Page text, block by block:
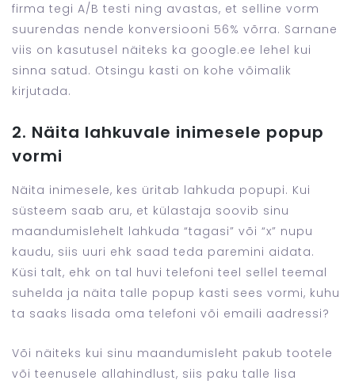
firma tegi A/B testi ning avastas, et selline vorm
suurendas nende konversiooni 56% võrra. Sarnane
viis on kasutusel näiteks ka google.ee lehel kui
sinna satud. Otsingu kasti on kohe võimalik
kirjutada.
2. Näita lahkuvale inimesele popup
vormi
Näita inimesele, kes üritab lahkuda popupi. Kui
süsteem saab aru, et külastaja soovib sinu
maandumislehelt lahkuda “tagasi” või “x” nupu
kaudu, siis uuri ehk saad teda paremini aidata.
Küsi talt, ehk on tal huvi telefoni teel sellel teemal
suhelda ja näita talle popup kasti sees vormi, kuhu
ta saaks lisada oma telefoni või emaili aadressi?
Või näiteks kui sinu maandumisleht pakub tootele
või teenusele allahindlust, siis paku talle lisa